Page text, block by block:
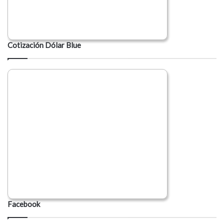
Cotización Dólar Blue
Facebook